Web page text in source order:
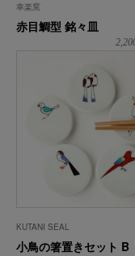
幸楽窯
赤目鯛型 銘々皿
KUTANI SEAL
小鳥の箸置きセット B